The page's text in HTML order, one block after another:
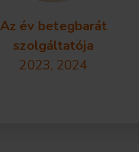
Az év betegbarát
szolgáltatója
2023, 2024